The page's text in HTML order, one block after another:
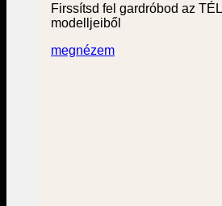
Firssítsd fel gardróbod az
modelljeiből
megnézem